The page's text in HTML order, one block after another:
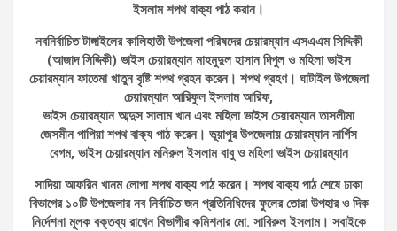
ইসলাম শপথ বাক‍্য পাঠ করান।
নবনির্বাচিত টাঙ্গাইলের কালিহাতী উপজেলা পরিষদের চেয়ারম্যান এসএএম সিদ্দিকী
(আজাদ সিদ্দিকী) ভাইস চেয়ারম্যান মাহমুদুল হাসান দিপুল ও মহিলা ভাইস
চেয়ারম্যান ফাতেমা খাতুন বৃষ্টি শপথ গ্রহন করেন। শপথ গ্রহণ। ঘাটাইল উপজেলা
চেয়ারম্যান আরিফুল ইসলাম আরিফ,
ভাইস চেয়ারম্যান আব্দুস সালাম খান এবং মহিলা ভাইস চেয়ারম্যান তাসলীমা
জেসমীন পাপিয়া শপথ বাক‍্য পাঠ করেন। ভূয়াপুর উপজেলায় চেয়ারম্যান নার্গিস
বেগম, ভাইস চেয়ারম্যান মনিরুল ইসলাম বাবু ও মহিলা ভাইস চেয়ারম্যান
সাদিয়া আফরিন খানম লোপা শপথ বাক‍্য পাঠ করেন। শপথ বাক‍্য পাঠ শেষে ঢাকা
বিভাগের ১০টি উপজেলার নব নির্বাচিত জন প্রতিনিধিদের ফুলের তোরা উপহার ও দিক
নির্দেশনা মূলক বক্তব্য রাখেন বিভাগীর কমিশনার মো. সাবিরুল ইসলাম। সবাইকে